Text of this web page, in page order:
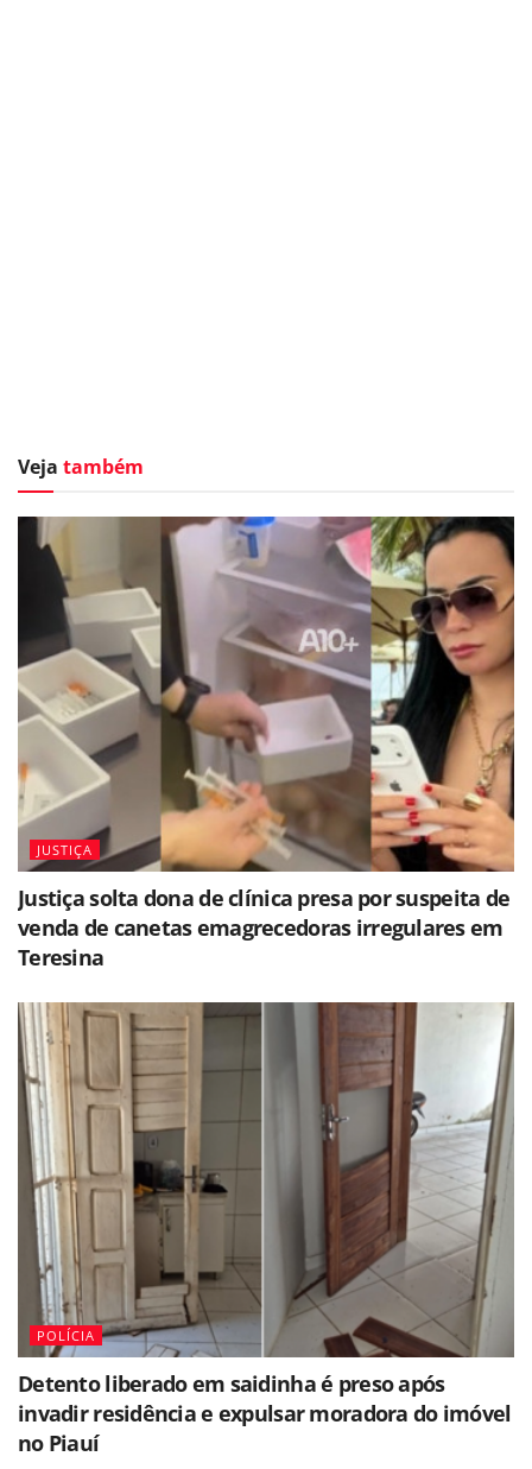
Veja também
JUSTIÇA
Justiça solta dona de clínica presa por suspeita de
venda de canetas emagrecedoras irregulares em
Teresina
POLÍCIA
Detento liberado em saidinha é preso após
invadir residência e expulsar moradora do imóvel
no Piauí